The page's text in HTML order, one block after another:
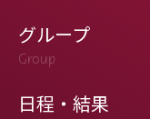
グループ
Group
日程・結果